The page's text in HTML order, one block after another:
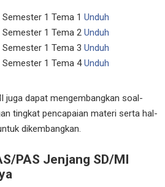
1 Tema 1 Unduh
Semester 1 Tema 2 Unduh
Semester 1 Tema 3 Unduh
Semester 1 Tema 4Unduh
juga dapat mengembangkan soal-
tingkat pencapaian materi serta hal-
dikembangkan.
PAS Jenjang SD/MI